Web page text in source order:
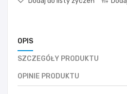
OPIS
SZCZEGÓŁY PRODUKTU
OPINIE PRODUKTU